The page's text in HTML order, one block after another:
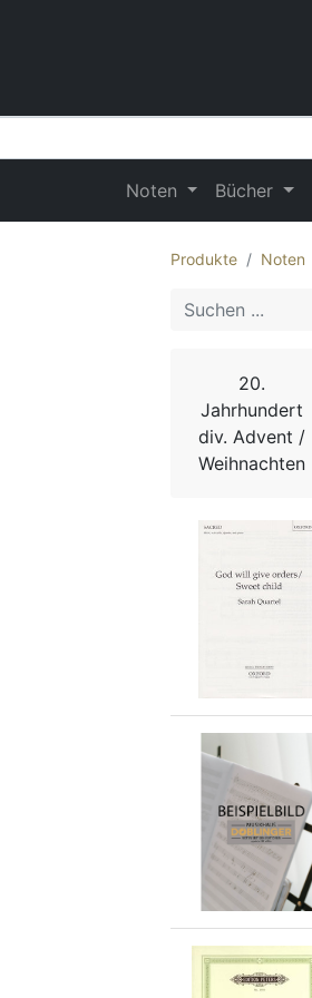
Noten Bücher
Produkte Noten
20.
Jahrhundert
div. Advent /
Weihnachten